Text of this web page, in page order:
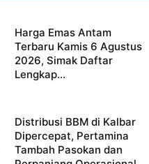
Harga Emas Antam
Terbaru Kamis 6 Agustus
2026, Simak Daftar
Lengkap...
Distribusi BBM di Kalbar
Dipercepat, Pertamina
Tambah Pasokan dan